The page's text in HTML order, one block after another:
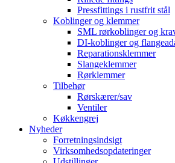
Pressfittings i rustfrit stål
Koblinger og klemmer
SML rørkoblinger og
DI-koblinger og
Reparationsklemmer
Slangeklemmer
Rørklemmer
Tilbehør
Rørskærer/sav
Ventiler
Køkkengrej
Nyheder
Forretningsindsigt
Virksomhedsopdateringer